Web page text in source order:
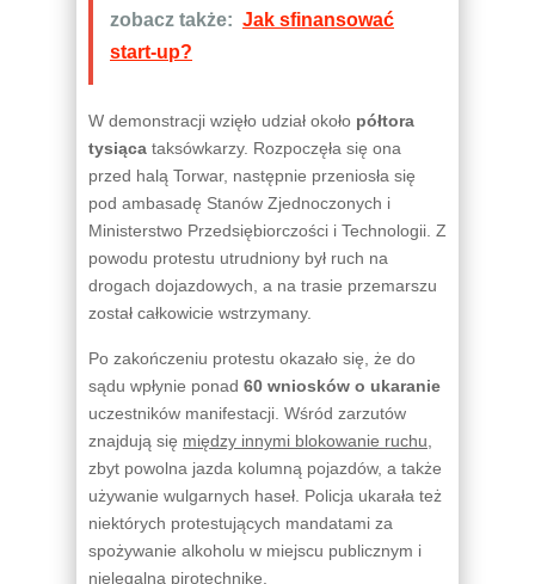
zobacz także: Jak sfinansować
start-up?
W demonstracji wzięło udział około półtora
tysiąca taksówkarzy. Rozpoczęła się ona
przed halą Torwar, następnie przeniosła się
pod ambasadę Stanów Zjednoczonych i
Ministerstwo Przedsiębiorczości i Technologii. Z
powodu protestu utrudniony był ruch na
drogach dojazdowych, a na trasie przemarszu
został całkowicie wstrzymany.
Po zakończeniu protestu okazało się, że do
sądu wpłynie ponad 60 wniosków o ukaranie
uczestników manifestacji. Wśród zarzutów
znajdują się między innymi blokowanie ruchu
zbyt powolna jazda kolumną pojazdów, a także
używanie wulgarnych haseł. Policja ukarała też
niektórych protestujących mandatami za
spożywanie alkoholu w miejscu publicznym i
nielegalną pirotechnikę.